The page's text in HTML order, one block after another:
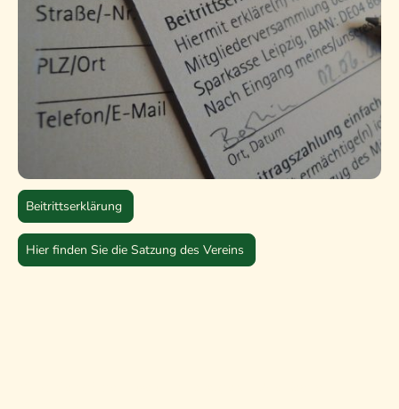
Beitrittserklärung
Hier finden Sie die Satzung des Vereins